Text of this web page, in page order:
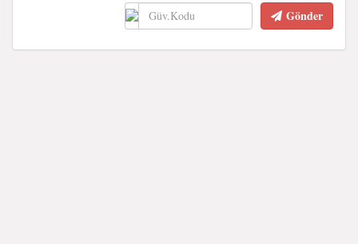
Gönder